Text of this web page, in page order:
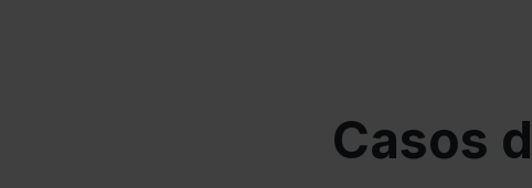
Casos